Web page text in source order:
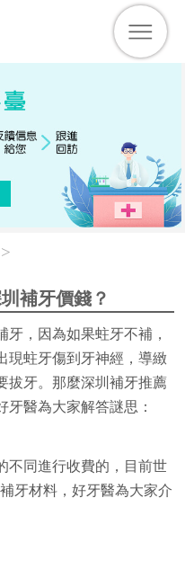
>
補牙價錢？
，因為如果蛀牙不補，
現蛀牙傷到牙神經，導緻
拔牙。那麼深圳補牙推薦
醫為大家解答謎思：
不同進行收費的，目前世
牙材料，好牙醫為大家介